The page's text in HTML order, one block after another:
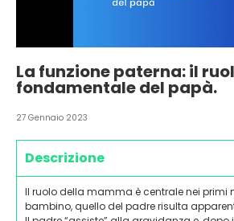
La funzione paterna: il
fondamentale del papà.
27 Gennaio 2023
Descrizione
Il ruolo della mamma è centrale nei primi
bambino, quello del padre risulta